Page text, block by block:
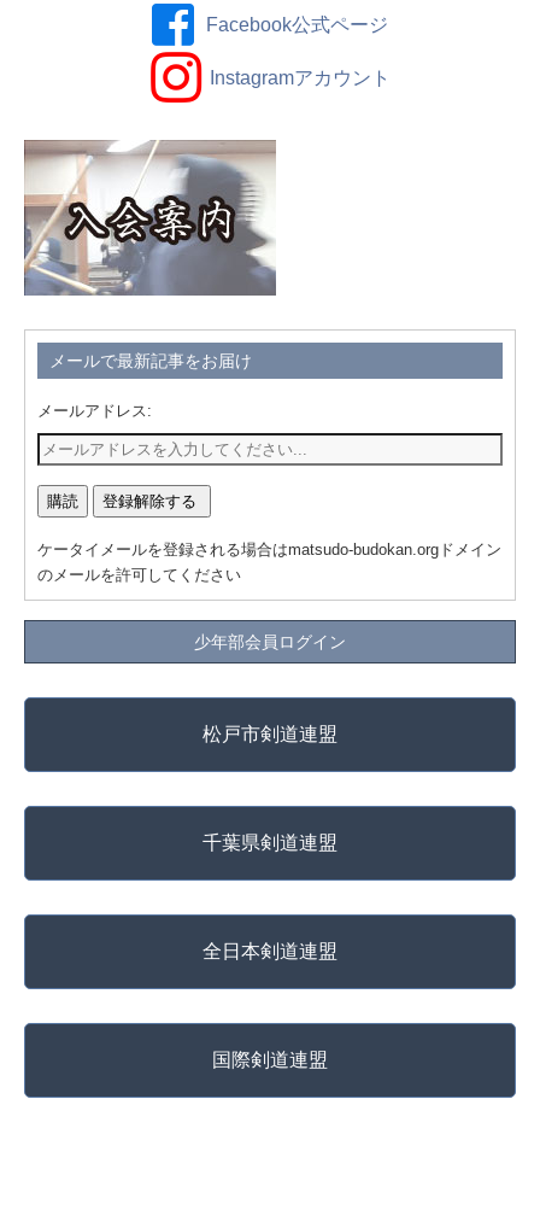
Facebook公式ページ
Instagramアカウント
メールで最新記事をお届け
メールアドレス:
ケータイメールを登録される場合はmatsudo-budokan.orgドメイン
のメールを許可してください
少年部会員ログイン
松戸市剣道連盟
千葉県剣道連盟
全日本剣道連盟
国際剣道連盟